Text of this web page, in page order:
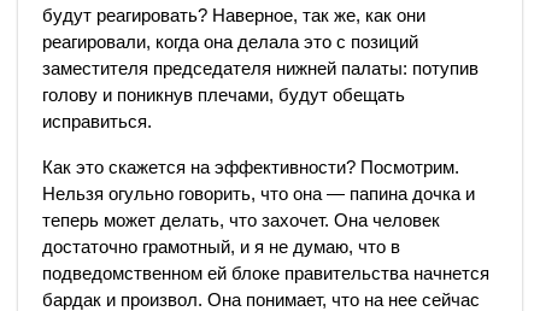
будут реагировать? Наверное, так же, как они
реагировали, когда она делала это с позиций
заместителя председателя нижней палаты: потупив
голову и поникнув плечами, будут обещать
исправиться.
Как это скажется на эффективности? Посмотрим.
Нельзя огульно говорить, что она — папина дочка и
теперь может делать, что захочет. Она человек
достаточно грамотный, и я не думаю, что в
подведомственном ей блоке правительства начнется
бардак и произвол. Она понимает, что на нее сейчас